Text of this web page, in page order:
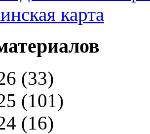
карта
(33)
(101)
(16)